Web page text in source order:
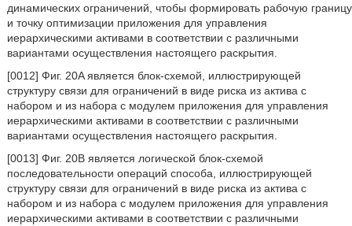
динамических ограничений, чтобы формировать рабочую границу
и точку оптимизации приложения для управления
иерархическими активами в соответствии с различными
вариантами осуществления настоящего раскрытия.
[0012] Фиг. 20A является блок-схемой, иллюстрирующей
структуру связи для ограничений в виде риска из актива с
набором и из набора с модулем приложения для управления
иерархическими активами в соответствии с различными
вариантами осуществления настоящего раскрытия.
[0013] Фиг. 20B является логической блок-схемой
последовательности операций способа, иллюстрирующей
структуру связи для ограничений в виде риска из актива с
набором и из набора с модулем приложения для управления
иерархическими активами в соответствии с различными